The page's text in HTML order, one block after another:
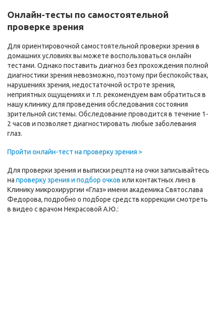
Онлайн-тесты по самостоятельной
проверке зрения
Для ориентировочной самостоятельной проверки зрения в
домашних условиях вы можете воспользоваться онлайн
тестами. Однако поставить диагноз без прохождения полной
диагностики зрения невозможно, поэтому при беспокойствах,
нарушениях зрения, недостаточной остроте зрения,
неприятных ощущениях и т.п. рекомендуем вам обратиться в
нашу клинику для проведения обследования состояния
зрительной системы. Обследование проводится в течение 1-
2 часов и позволяет диагностировать любые заболевания
глаз.
Пройти онлайн-тест на проверку зрения >
Для проверки зрения и выписки рецпта на очки записывайтесь
на проверку зрения и подбор очков или контактных линз в
Клинику микрохирургии «Глаз» имени академика Святослава
Федорова, подробно о подборе средств коррекции смотреть
в видео с врачом Некрасовой А.Ю.: